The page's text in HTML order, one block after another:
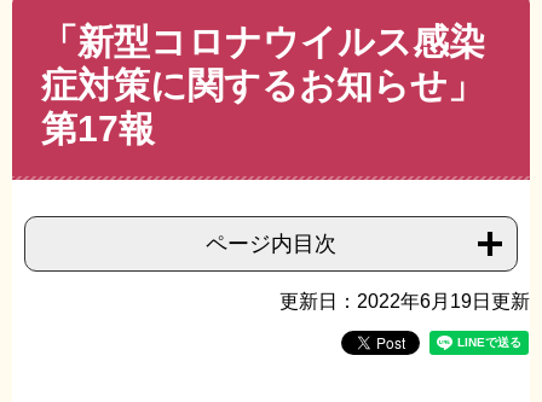
「新型コロナウイルス感染
症対策に関するお知らせ」
第17報
ページ内目次
更新日：2022年6月19日更新